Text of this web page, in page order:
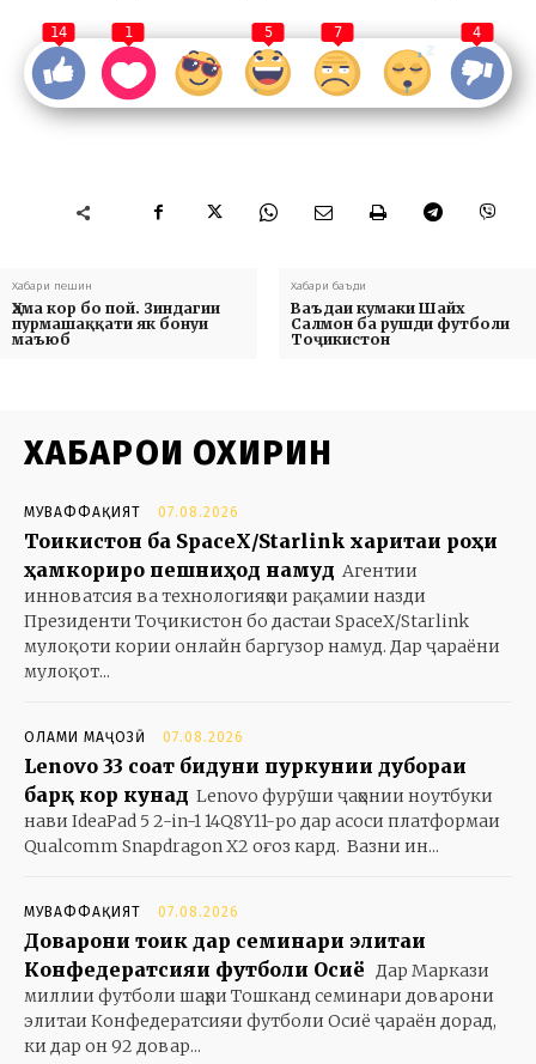
14 1 5 7 4
Хабари пешин
Ҳама кор бо пой. Зиндагии
пурмашаққати як бонуи
маъюб
Хабари баъди
Ваъдаи кумаки Шайх
Салмон ба рушди футболи
Тоҷикистон
ХАБАРҲОИ ОХИРИН
МУВАФФАҚИЯТ 07.08.2026
Тоҷикистон ба SpaceX/Starlink харитаи роҳи
ҳамкориро пешниҳод намуд Агентии
инноватсия ва технологияҳои рақамии назди
Президенти Тоҷикистон бо дастаи SpaceX/Starlink
мулоқоти кории онлайн баргузор намуд. Дар ҷараёни
мулоқот...
ОЛАМИ МАҶОЗӢ 07.08.2026
Lenovo 33 соат бидуни пуркунии дубораи
барқ кор кунад Lenovo фурӯши ҷаҳонии ноутбуки
нави IdeaPad 5 2-in-1 14Q8Y11-ро дар асоси платформаи
Qualcomm Snapdragon X2 оғоз кард. Вазни ин...
МУВАФФАҚИЯТ 07.08.2026
Доварони тоҷик дар семинари элитаи
Конфедератсияи футболи Осиё Дар Маркази
миллии футболи шаҳри Тошканд семинари доварони
элитаи Конфедератсияи футболи Осиё ҷараён дорад,
ки дар он 92 довар...